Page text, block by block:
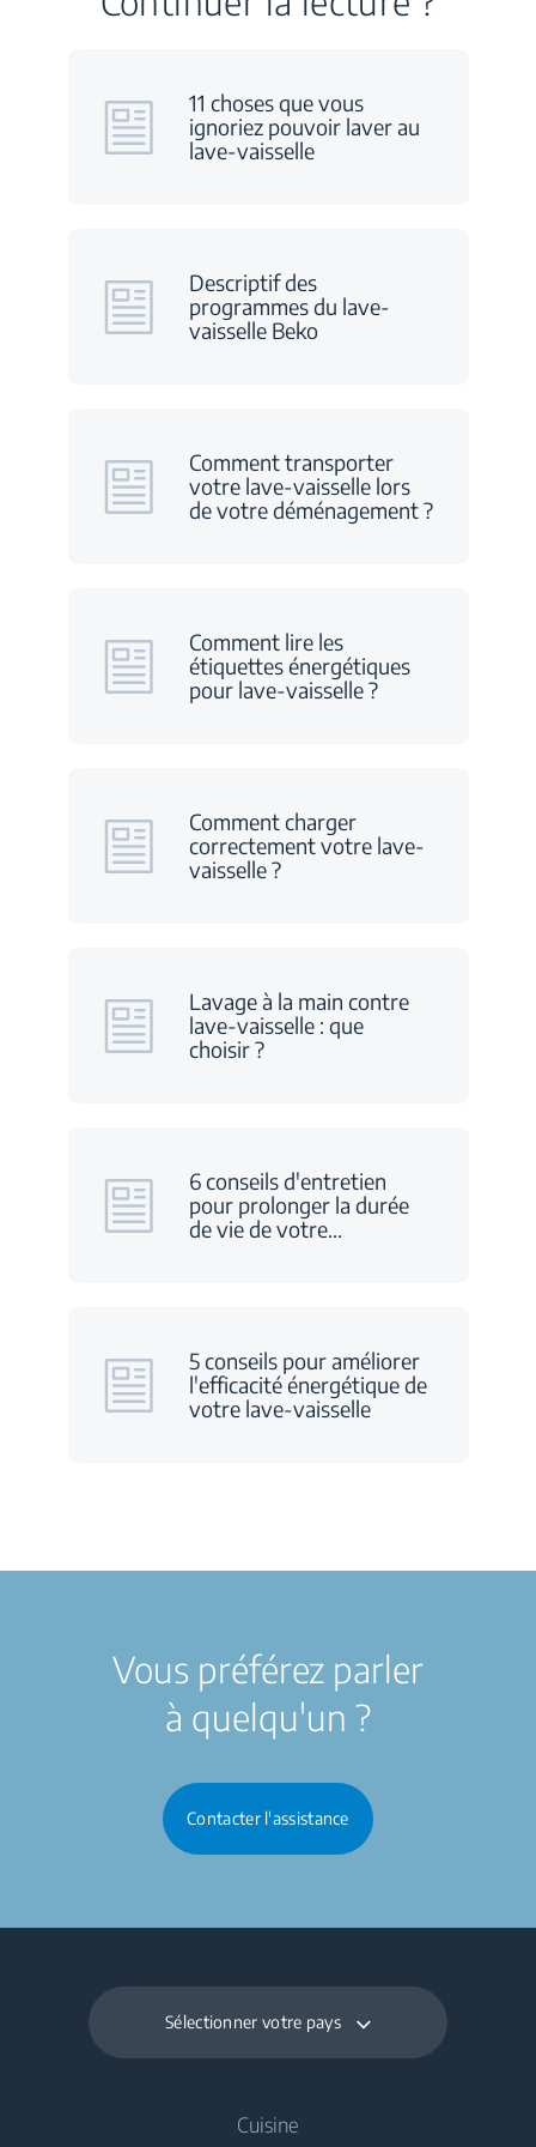
11 choses que vous
ignoriez pouvoir laver au
lave-vaisselle
Descriptif des
programmes du lave-
vaisselle Beko
Comment transporter
votre lave-vaisselle lors
de votre déménagement ?
Comment lire les
étiquettes énergétiques
pour lave-vaisselle ?
Comment charger
correctement votre lave-
vaisselle ?
Lavage à la main contre
lave-vaisselle : que
choisir ?
6 conseils d'entretien
pour prolonger la durée
de vie de votre…
5 conseils pour améliorer
l'efficacité énergétique de
votre lave-vaisselle
Vous préférez parler
à quelqu'un ?
Contacter l'assistance
Sélectionner votre pays
Cuisine